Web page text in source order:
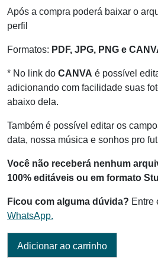
é:
Após a compra poderá baixar o
perfil
Formatos: PDF, JPG, PNG e
* No link do CANVA é possível
adicionando com facilidade suas
abaixo dela.
Também é possível editar os
data, nossa música e sonhos pro
Você não receberá nenhum
100% editáveis ou em formato
Ficou com alguma dúvida? Entre
WhatsApp.
Adicionar ao carrinho